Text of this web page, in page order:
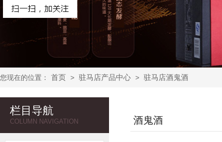
您现在的位置： 首页 > 驻马店产品中心 > 驻马店酒鬼酒
栏目导航
COLUMN NAVIGATION 酒鬼酒